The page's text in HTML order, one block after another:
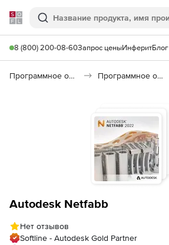
Softline
Поиск
8 (800) 200-08-60Запрос ценыИнферитБлог
Программное обеспечение для графики и дизайна Программное обеспечение для 3D графики
Autodesk Netfabb
Нет отзывов
Softline - Autodesk Gold Partner